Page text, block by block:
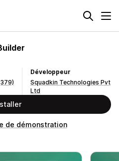
Développeur
Squadkin Technologies Pvt
Ltd
de démonstration